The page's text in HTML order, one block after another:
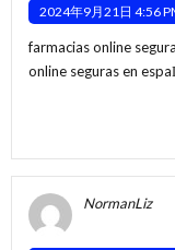
2024年9月21日 4:56
farmacias online
online seguras en
NormanLiz